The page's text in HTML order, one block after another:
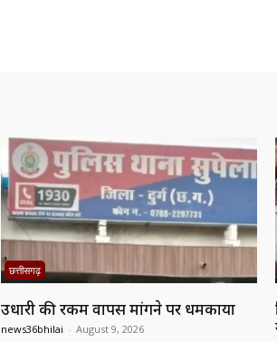
छत्तीसगढ़
उधारी की रकम वापस मांगने पर धमकाया
news36bhilai - August 9, 2026